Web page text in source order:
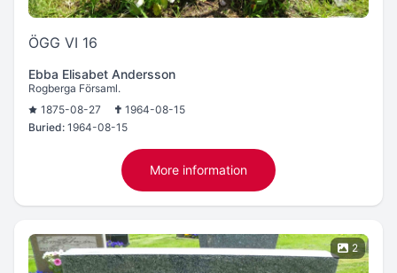
ÖGG VI 16
Ebba Elisabet Andersson
Rogberga Församl.
1875-08-27
1964-08-15
Buried: 1964-08-15
More information
2